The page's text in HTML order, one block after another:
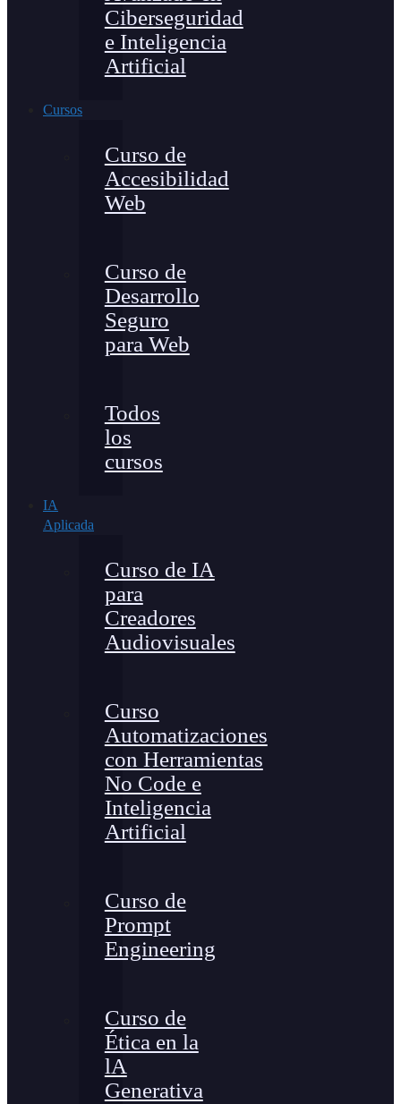
Ciberseguridad
e Inteligencia
Artificial
Cursos
Curso de
Accesibilidad
Web
Curso de
Desarrollo
Seguro
para Web
Todos
los
cursos
IA
Aplicada
Curso de IA
para
Creadores
Audiovisuales
Curso
Automatizaciones
con Herramientas
No Code e
Inteligencia
Artificial
Curso de
Prompt
Engineering
Curso de
Ética en la
lA
Generativa